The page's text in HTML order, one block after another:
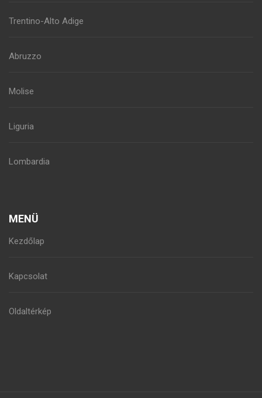
Trentino-Alto Adige
Abruzzo
Molise
Liguria
Lombardia
MENÜ
Kezdőlap
Kapcsolat
Oldaltérkép